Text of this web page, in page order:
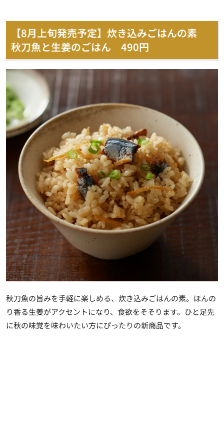
【8月上旬発売予定】炊き込みごはんの素
秋刀魚と生姜のごはん 490円
秋刀魚の旨みを手軽に楽しめる、炊き込みごはんの素。ほんの
り香る生姜がアクセントになり、食欲をそそります。ひと足先
に秋の味覚を味わいたい方にぴったりの新商品です。